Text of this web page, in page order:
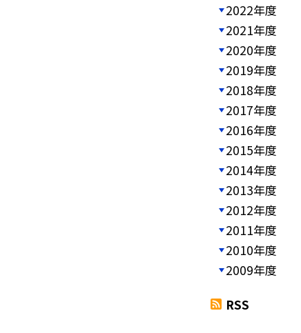
2022年度
2021年度
2020年度
2019年度
2018年度
2017年度
2016年度
2015年度
2014年度
2013年度
2012年度
2011年度
2010年度
2009年度
RSS